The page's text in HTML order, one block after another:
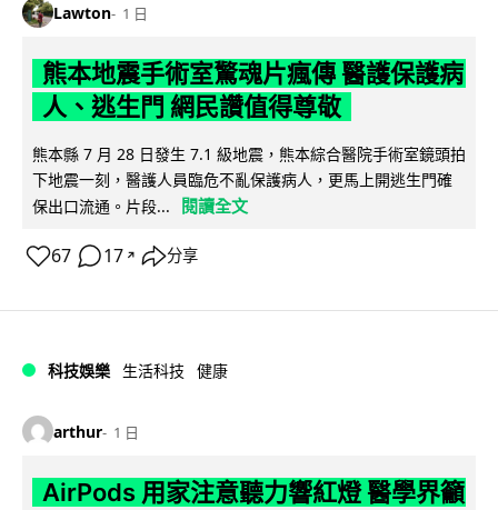
Lawton 1 日
熊本地震手術室驚魂片瘋傳 醫護保護病
人、逃生門 網民讚值得尊敬
熊本縣 7 月 28 日發生 7.1 級地震，熊本綜合醫院手術室鏡頭拍
下地震一刻，醫護人員臨危不亂保護病人，更馬上開逃生門確
保出口流通。片段...
閱讀全文
67 17 ↗ 分享
科技娛樂 生活科技 健康
arthur 1 日
AirPods 用家注意聽力響紅燈 醫學界籲